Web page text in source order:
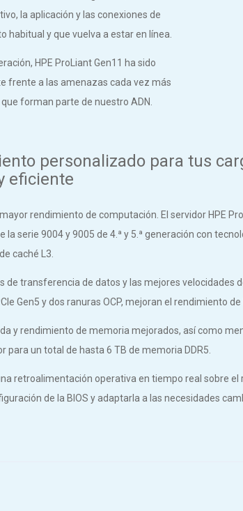
la aplicación y las conexiones de
y que vuelva a estar en línea.
HPE ProLiant Gen11 ha sido
frente a las amenazas cada vez más
forman parte de nuestro ADN.
personalizado para tus
eficiente
rendimiento de computación. El servidor HPE
la serie 9004 y 9005 de 4.ª y 5.ª generación con
caché L3.
de transferencia de datos y las mejores velocidades
Gen5 y dos ranuras OCP, mejoran el rendimiento
y rendimiento de memoria mejorados, así como
para un total de hasta 6 TB de memoria DDR5.
retroalimentación operativa en tiempo real sobre
de la BIOS y adaptarla a las necesidades